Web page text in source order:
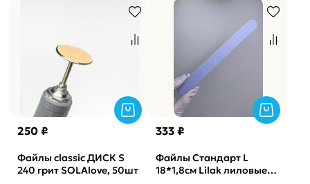
250 ₽
Файлы classic ДИСК S
240 грит SOLAlove, 50шт
333 ₽
Файлы Стандарт L
18*1,8см Lilak лиловые